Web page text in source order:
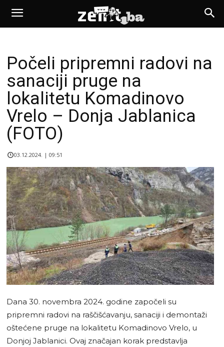
Počeli pripremni radovi na
sanaciji pruge na
lokalitetu Komadinovo
Vrelo – Donja Jablanica
(FOTO)
03.12.2024. | 09:51
Dana 30. novembra 2024. godine započeli su
pripremni radovi na raščišćavanju, sanaciji i demontaži
oštećene pruge na lokalitetu Komadinovo Vrelo, u
Donjoj Jablanici. Ovaj značajan korak predstavlja